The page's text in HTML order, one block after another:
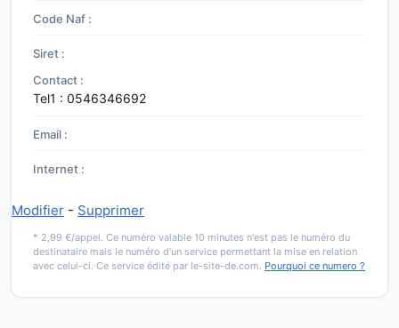
Code Naf :
Siret :
Contact :
Tel1 : 0546346692
Email :
Internet :
Modifier - Supprimer
* 2,99 €/appel. Ce numéro valable 10 minutes n'est pas le numéro du
destinataire mais le numéro d'un service permettant la mise en relation
avec celui-ci. Ce service édité par le-site-de.com. Pourquoi ce numero ?